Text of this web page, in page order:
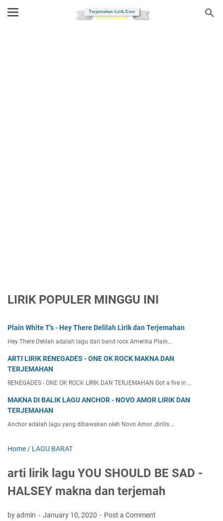
LIRIK POPULER MINGGU INI
Plain White T's - Hey There Delilah Lirik dan Terjemahan
Hey There Delilah adalah lagu dari band rock Amerika Plain…
ARTI LIRIK RENEGADES - ONE OK ROCK MAKNA DAN
TERJEMAHAN
RENEGADES - ONE OK ROCK LIRIK DAN TERJEMAHAN Got a fire in …
MAKNA DI BALIK LAGU ANCHOR - NOVO AMOR LIRIK DAN
TERJEMAHAN
Anchor adalah lagu yang dibawakan oleh Novo Amor ,dirilis …
Home / LAGU BARAT
arti lirik lagu YOU SHOULD BE SAD -
HALSEY makna dan terjemah
by admin January 10, 2020 Post a Comment